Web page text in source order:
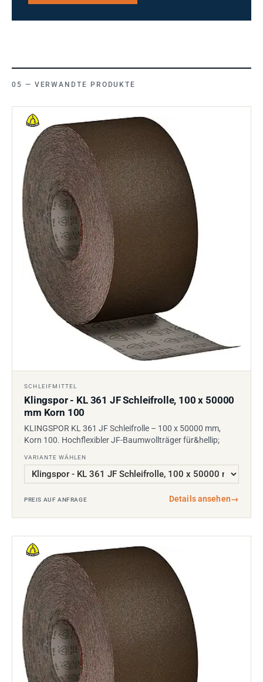
VERWANDTE PRODUKTE
SCHLEIFMITTEL
Klingspor - KL 361 JF Schleifrolle, 100 x 50000
mm Korn 100
KLINGSPOR KL 361 JF Schleifrolle – 100 x 50000 mm,
Korn 100. Hochflexibler JF-Baumwollträger für&hellip;
VARIANTE WÄHLEN
PREIS AUF ANFRAGE Details ansehen→